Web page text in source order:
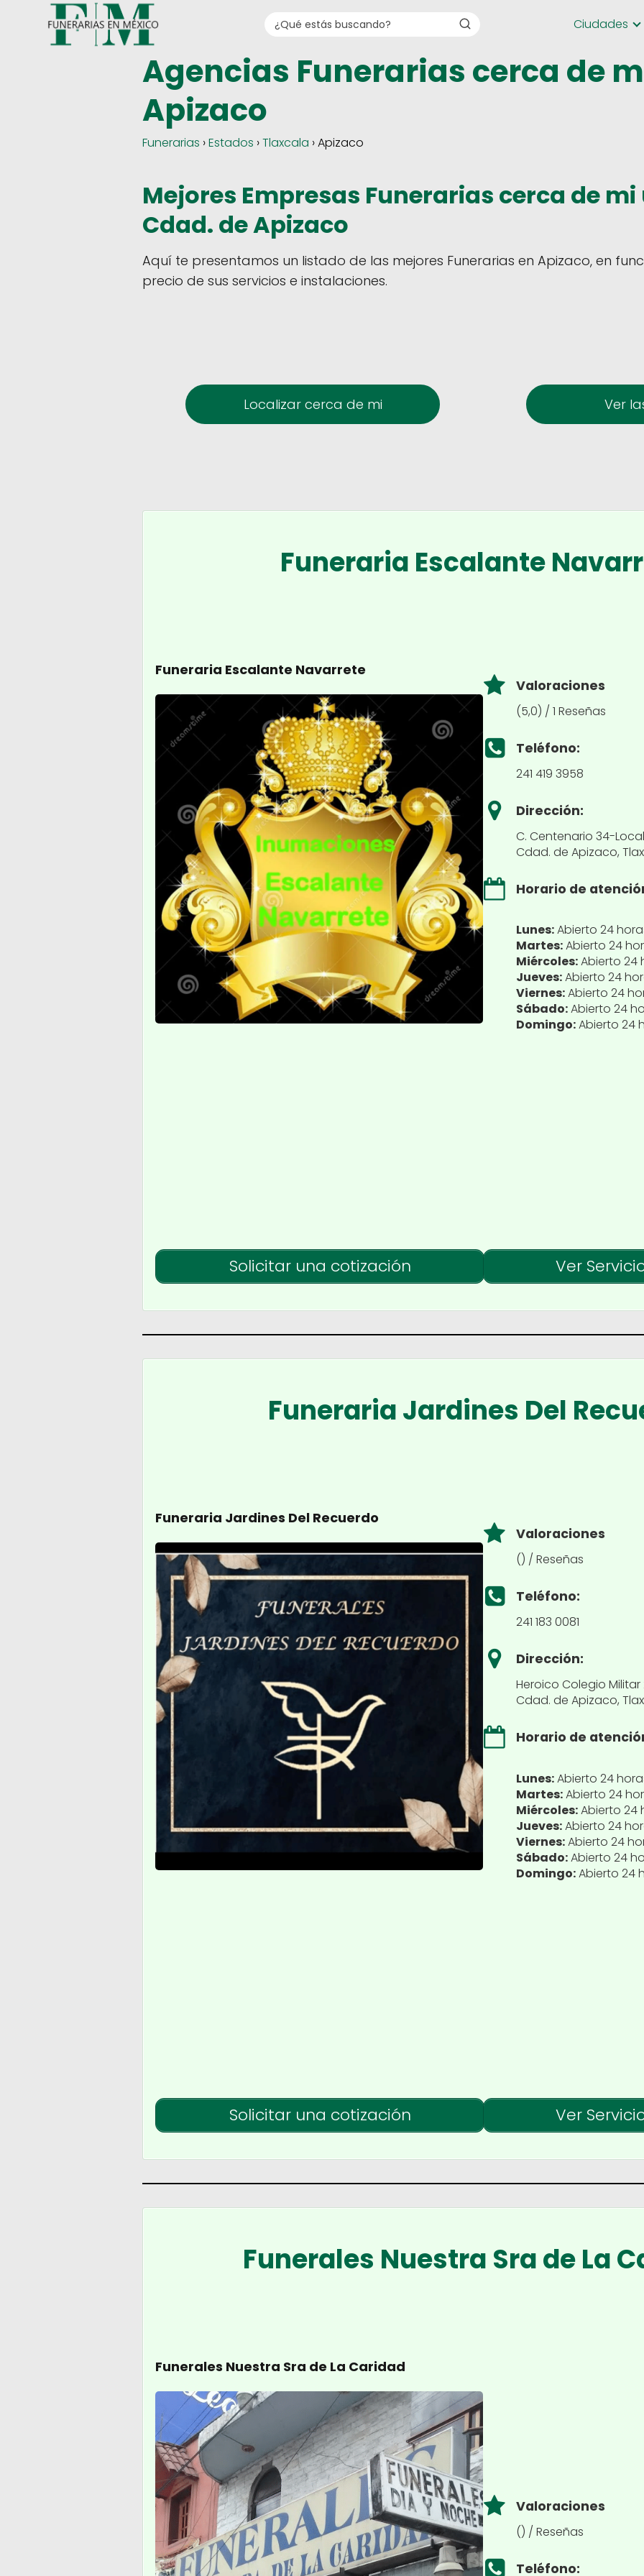
Ciudades
Agencias Funerarias cerca de
Apizaco
Funerarias ›Estados ›Tlaxcala › Apizaco
Mejores Empresas Funerarias cerca de
Cdad. de Apizaco
Aquí te presentamos un listado de las mejores Funerarias en Apizaco, en
precio de sus servicios e instalaciones.
Localizar cerca de mi Ver
Funeraria Escalante
Funeraria Escalante Navarrete
Valoraciones
(5,0) / 1 Reseñas
Teléfono:
241 419 3958
Dirección:
C. Centenario 34-
Cdad. de Apizaco,
Horario de
Lunes:Abierto 24
Martes:Abierto 24
Miércoles:Abierto 24
Jueves:Abierto 24
Viernes:Abierto 24
Sábado:Abierto 24
Domingo:Abierto 24
Solicitar una cotización Ver
Funeraria Jardines Del
Funeraria Jardines Del Recuerdo
Valoraciones
() / Reseñas
Teléfono:
241 183 0081
Dirección:
Heroico Colegio Militar
Cdad. de Apizaco,
Horario de
Lunes:Abierto 24
Martes:Abierto 24
Miércoles:Abierto 24
Jueves:Abierto 24
Viernes:Abierto 24
Sábado:Abierto 24
Domingo:Abierto 24
Solicitar una cotización Ver
Funerales Nuestra Sra de La
Funerales Nuestra Sra de La Caridad
Valoraciones
() / Reseñas
Teléfono: